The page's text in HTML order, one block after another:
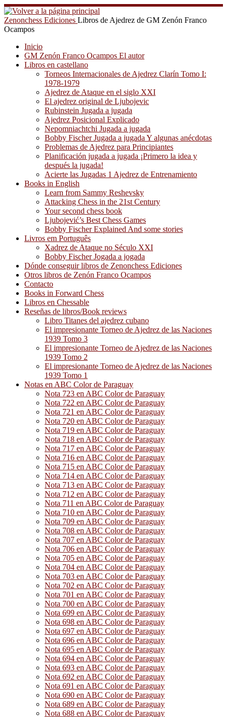
Saltar
al
contenido
Zenonchess Ediciones Libros de Ajedrez de GM Zenón Franco
Ocampos
Inicio
GM Zenón Franco Ocampos El autor
Libros en castellano
Torneos Internacionales de Ajedrez Clarín Tomo I:
1978-1979
Ajedrez de Ataque en el siglo XXI
El ajedrez original de Ljubojevic
Rubinstein Jugada a jugada
Ajedrez Posicional Explicado
Nepomniachtchi Jugada a jugada
Bobby Fischer Jugada a jugada Y algunas anécdotas
Problemas de Ajedrez para Principiantes
Planificación jugada a jugada ¡Primero la idea y
después la jugada!
Acierte las Jugadas 1 Ajedrez de Entrenamiento
Books in English
Learn from Sammy Reshevsky
Attacking Chess in the 21st Century
Your second chess book
Ljubojević’s Best Chess Games
Bobby Fischer Explained And some stories
Livros em Português
Xadrez de Ataque no Século XXI
Bobby Fischer Jogada a jogada
Dónde conseguir libros de Zenonchess Ediciones
Otros libros de Zenón Franco Ocampos
Contacto
Books in Forward Chess
Libros en Chessable
Reseñas de libros/Book reviews
Libro Titanes del ajedrez cubano
El impresionante Torneo de Ajedrez de las Naciones
1939 Tomo 3
El impresionante Torneo de Ajedrez de las Naciones
1939 Tomo 2
El impresionante Torneo de Ajedrez de las Naciones
1939 Tomo 1
Notas en ABC Color de Paraguay
Nota 723 en ABC Color de Paraguay
Nota 722 en ABC Color de Paraguay
Nota 721 en ABC Color de Paraguay
Nota 720 en ABC Color de Paraguay
Nota 719 en ABC Color de Paraguay
Nota 718 en ABC Color de Paraguay
Nota 717 en ABC Color de Paraguay
Nota 716 en ABC Color de Paraguay
Nota 715 en ABC Color de Paraguay
Nota 714 en ABC Color de Paraguay
Nota 713 en ABC Color de Paraguay
Nota 712 en ABC Color de Paraguay
Nota 711 en ABC Color de Paraguay
Nota 710 en ABC Color de Paraguay
Nota 709 en ABC Color de Paraguay
Nota 708 en ABC Color de Paraguay
Nota 707 en ABC Color de Paraguay
Nota 706 en ABC Color de Paraguay
Nota 705 en ABC Color de Paraguay
Nota 704 en ABC Color de Paraguay
Nota 703 en ABC Color de Paraguay
Nota 702 en ABC Color de Paraguay
Nota 701 en ABC Color de Paraguay
Nota 700 en ABC Color de Paraguay
Nota 699 en ABC Color de Paraguay
Nota 698 en ABC Color de Paraguay
Nota 697 en ABC Color de Paraguay
Nota 696 en ABC Color de Paraguay
Nota 695 en ABC Color de Paraguay
Nota 694 en ABC Color de Paraguay
Nota 693 en ABC Color de Paraguay
Nota 692 en ABC Color de Paraguay
Nota 691 en ABC Color de Paraguay
Nota 690 en ABC Color de Paraguay
Nota 689 en ABC Color de Paraguay
Nota 688 en ABC Color de Paraguay